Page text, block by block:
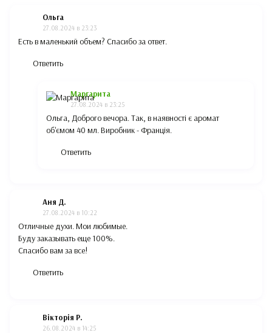
Ольга
27.08.2024 в 23:23
Есть в маленький объем? Спасибо за ответ.
Ответить
Маргарита
27.08.2024 в 23:25
Ольга, Доброго вечора. Так, в наявності є аромат
об'ємом 40 мл. Виробник - Франція.
Ответить
Аня Д.
27.08.2024 в 10:22
Отличные духи. Мои любимые.
Буду заказывать еще 100%.
Спасибо вам за все!
Ответить
Вікторія Р.
26.08.2024 в 14:25